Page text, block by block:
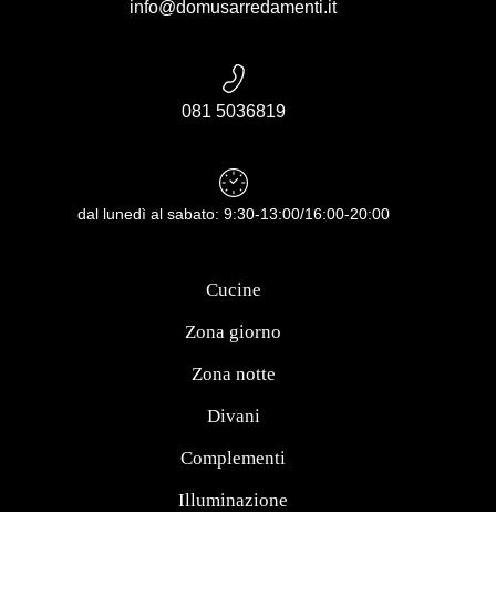
info@domusarredamenti.it
081 5036819
dal lunedì al sabato: 9:30-13:00/16:00-20:00
Cucine
Zona giorno
Zona notte
Divani
Complementi
Illuminazione